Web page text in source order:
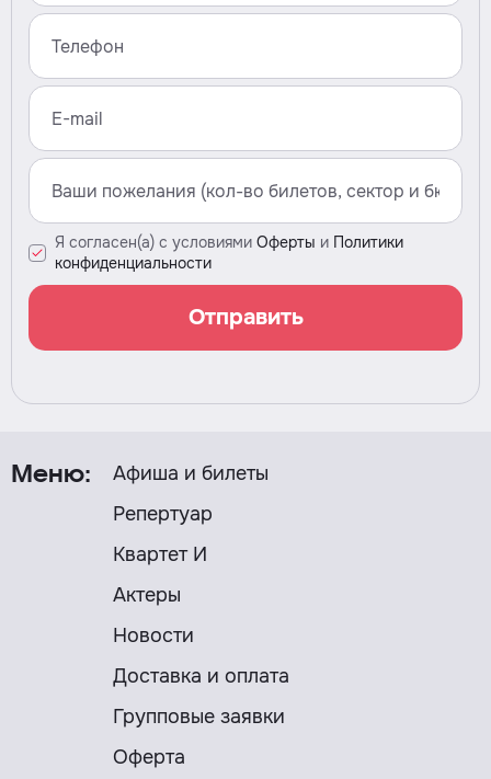
Я согласен(а) с условиями Оферты и Политики
конфиденциальности
Отправить
Меню:
Афиша и билеты
Репертуар
Квартет И
Актеры
Новости
Доставка и оплата
Групповые заявки
Оферта